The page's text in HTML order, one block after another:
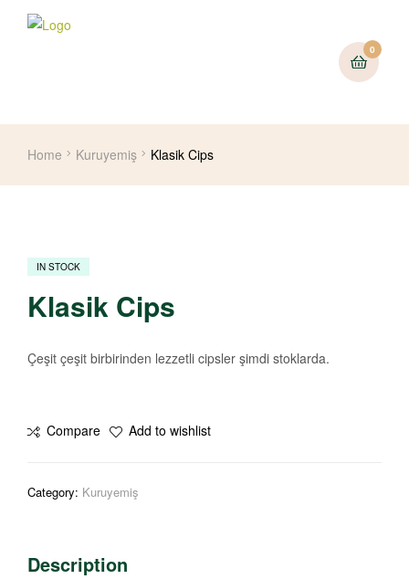
0
Home Kuruyemiş Klasik Cips
IN STOCK
Klasik Cips
Çeşit çeşit birbirinden lezzetli cipsler şimdi stoklarda.
Compare Add to wishlist
Category: Kuruyemiş
Description